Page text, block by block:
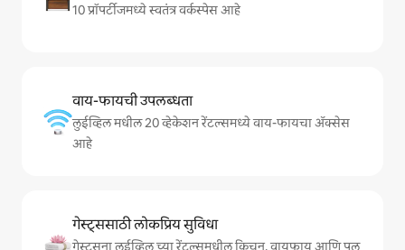
10 प्रॉपर्टीजमध्ये स्वतंत्र वर्कस्पेस आहे
वाय-फायची उपलब्धता
लुईव्हिल मधील 20 व्हेकेशन रेंटल्समध्ये वाय-फायचा अ‍ॅक्सेस
आहे
गेस्ट्ससाठी लोकप्रिय सुविधा
गेस्ट्सना लुईव्हिल च्या रेंटल्समधील किचन, वायफाय आणि पूल